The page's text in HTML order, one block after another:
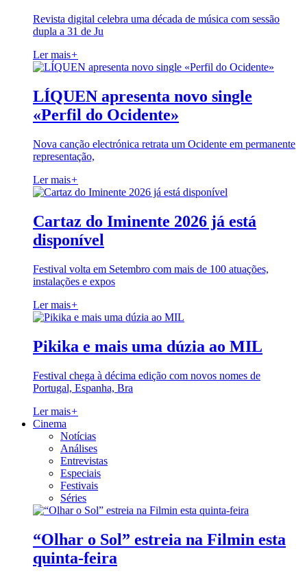
Revista digital celebra uma década de música com sessão
dupla a 31 de Ju
Ler mais+
LÍQUEN apresenta novo single
«Perfil do Ocidente»
Nova canção electrónica retrata um Ocidente em permanente
representação,
Ler mais+
Cartaz do Iminente 2026 já está
disponível
Festival volta em Setembro com mais de 100 atuações,
instalações e expos
Ler mais+
Pikika e mais uma dúzia ao MIL
Festival chega à décima edição com novos nomes de
Portugal, Espanha, Bra
Ler mais+
Cinema
Notícias
Análises
Entrevistas
Especiais
Festivais
Séries
“Olhar o Sol” estreia na Filmin esta
quinta-feira